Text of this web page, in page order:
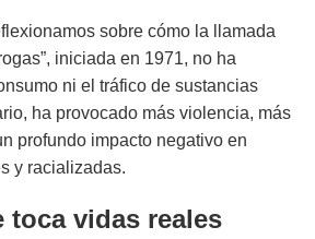
sobre cómo la llamada
iniciada en 1971, no ha
ni el tráfico de sustancias
ha provocado más violencia, más
profundo impacto negativo en
y racializadas.
toca vidas reales